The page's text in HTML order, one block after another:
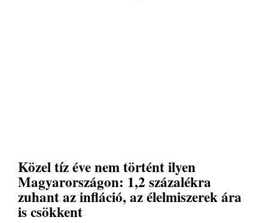
Közel tíz éve nem történt ilyen
Magyarországon: 1,2 százalékra
zuhant az infláció, az élelmiszerek ára
is csökkent